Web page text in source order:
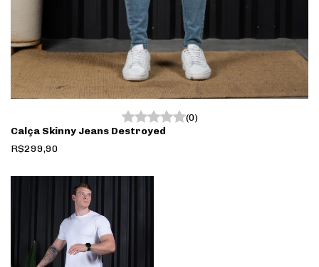
(0)
Calça Skinny Jeans Destroyed
R$299,90